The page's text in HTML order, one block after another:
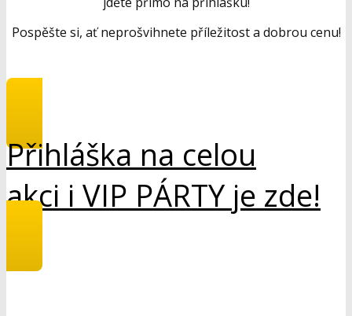
Pospěšte si, ať neprošvihnete příležitost a dobrou cenu!
Přihláška na celou
akci i VIP PÁRTY je zde!